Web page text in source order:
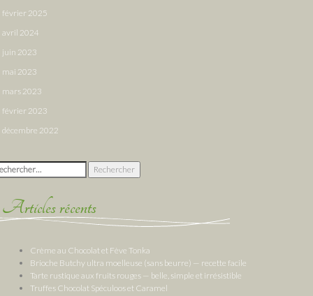
février 2025
avril 2024
juin 2023
mai 2023
mars 2023
février 2023
décembre 2022
:
Articles récents
Crème au Chocolat et Fève Tonka
Brioche Butchy ultra moelleuse (sans beurre) — recette facile
Tarte rustique aux fruits rouges — belle, simple et irrésistible
Truffes Chocolat Spéculoos et Caramel